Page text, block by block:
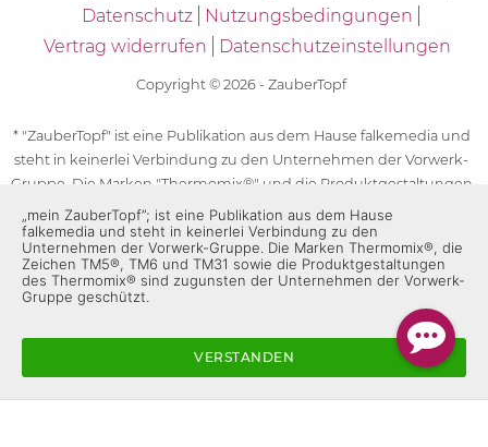
Datenschutz
Nutzungsbedingungen
Vertrag widerrufen
Datenschutzeinstellungen
Copyright © 2026 - ZauberTopf
* "ZauberTopf" ist eine Publikation aus dem Hause falkemedia und
steht in keinerlei Verbindung zu den Unternehmen der Vorwerk-
Gruppe. Die Marken "Thermomix®" und die Produktgestaltungen
des "Thermomix®" sind eingetragene Marken der Unternehmen
der Vorwerk-Gruppe. Die Marken Thermomix®, die Zeichen TM5®,
TM6 und TM31 sowie die Produktgestaltungen des Thermomix®
sind zugunsten der Unternehmen der Vorwerk-Gruppe
geschützt. Für die Rezeptangaben in "ZauberTopf" ist
„mein ZauberTopf”; ist eine Publikation aus dem Hause
falkemedia und steht in keinerlei Verbindung zu den
Unternehmen der Vorwerk-Gruppe. Die Marken Thermomix®, die
Zeichen TM5®, TM6 und TM31 sowie die Produktgestaltungen
des Thermomix® sind zugunsten der Unternehmen der Vorwerk-
Gruppe geschützt.
VERSTANDEN